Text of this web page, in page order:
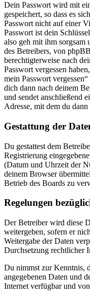
Dein Passwort wird mit
gespeichert, so dass es
Passwort nicht auf einer
Passwort ist dein
also geh mit ihm sorgsam
des Betreibers, von
berechtigterweise nach
Passwort vergessen
mein Passwort
dich dann nach deinem
und sendet anschließend
Adresse, mit dem du
Gestattung der
Du gestattest dem
Registrierung
(Datum und Uhrzeit der
deinem Browser
Betrieb des Boards zu
Regelungen
Der Betreiber wird diese
weitergeben, sofern er
Weitergabe der Daten
Durchsetzung rechtlicher
Du nimmst zur Kenntnis,
angegebenen Daten und
Internet verfügbar und